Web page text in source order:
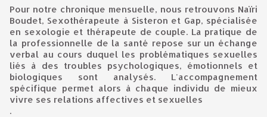
Pour notre chronique mensuelle, nous retrouvons Naïri
Boudet, Sexothérapeute à Sisteron et Gap, spécialisée
en sexologie et thérapeute de couple. La pratique de
la professionnelle de la santé repose sur un échange
verbal au cours duquel les problématiques sexuelles
liés à des troubles psychologiques, émotionnels et
biologiques sont analysés. L'accompagnement
spécifique permet alors à chaque individu de mieux
vivre ses relations affectives et sexuelles
.